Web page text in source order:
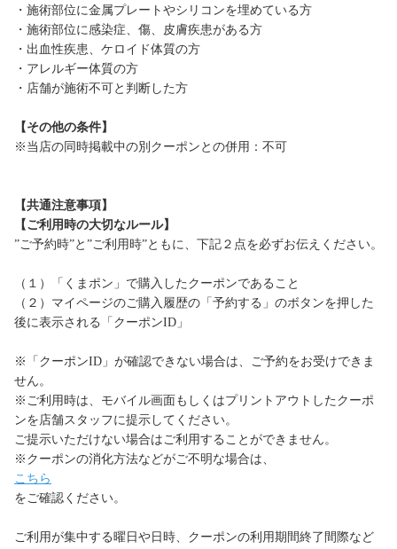
・施術部位に金属プレートやシリコンを埋めている方
・施術部位に感染症、傷、皮膚疾患がある方
・出血性疾患、ケロイド体質の方
・アレルギー体質の方
・店舗が施術不可と判断した方
【その他の条件】
※当店の同時掲載中の別クーポンとの併用：不可
【共通注意事項】
【ご利用時の大切なルール】
”ご予約時”と”ご利用時”ともに、下記２点を必ずお伝えください。
（１）「くまポン」で購入したクーポンであること
（２）マイページのご購入履歴の「予約する」のボタンを押した
後に表示される「クーポンID」
※「クーポンID」が確認できない場合は、ご予約をお受けできま
せん。
※ご利用時は、モバイル画面もしくはプリントアウトしたクーポ
ンを店舗スタッフに提示してください。
ご提示いただけない場合はご利用することができません。
※クーポンの消化方法などがご不明な場合は、
こちら
をご確認ください。
ご利用が集中する曜日や日時、クーポンの利用期間終了間際など